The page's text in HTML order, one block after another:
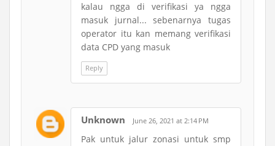
kalau ngga di verifikasi ya ngga
masuk jurnal... sebenarnya tugas
operator itu kan memang verifikasi
data CPD yang masuk
Reply
Unknown June 26, 2021 at 2:14 PM
Pak untuk jalur zonasi untuk smp